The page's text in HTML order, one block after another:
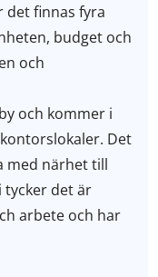
det finnas fyra
budget och
och
och kommer i
Det
med närhet till
tycker det är
arbete och har